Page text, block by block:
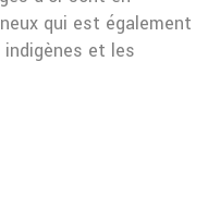
qui est également
et les